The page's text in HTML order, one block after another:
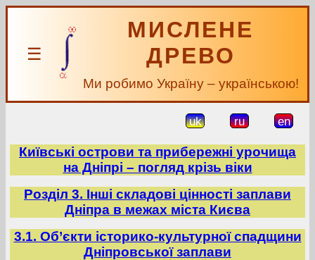
☰
МИСЛЕНЕ
ДРЕВО
Ми робимо Україну – українською!
uk ru en
Київські острови та прибережні урочища
на Дніпрі – погляд крізь віки
Розділ 3. Інші складові цінності заплави
Дніпра в межах міста Києва
3.1. Об’єкти історико-культурної спадщини
Дніпровської заплави